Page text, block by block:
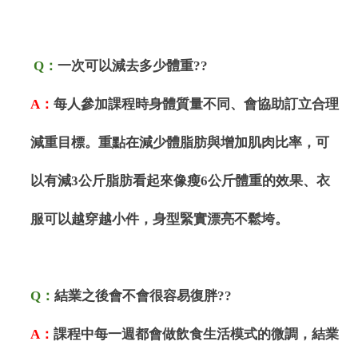
Q ：一次可以減去多少體重??
A：每人參加課程時身體質量不同、會協助訂立合理
減重目標。重點在減少體脂肪與增加肌肉比率，可
以有減3公斤脂肪看起來像瘦6公斤體重的效果、衣
服可以越穿越小件，身型緊實漂亮不鬆垮。
Q ：結業之後會不會很容易復胖??
A：課程中每一週都會做飲食生活模式的微調，結業